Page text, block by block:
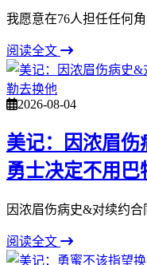
我愿意在76人担任任何
阅读全文
2026-08-04
美记：因浓眉
勇士决定不用巴
因浓眉伤病史&对续约
阅读全文